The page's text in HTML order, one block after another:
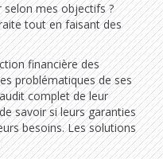
mes objectifs ?
tout en faisant des
financière des
problématiques de ses
complet de leur
savoir si leurs garanties
besoins. Les solutions